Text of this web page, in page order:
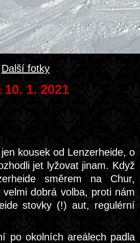
Další fotky
10. 1. 2021
kousek od Lenzerheide, o
jet lyžovat jinam. Když
směrem na Chur,
dobrá volba, proti nám
stovky (!) aut, regulérní
po okolních areálech padla